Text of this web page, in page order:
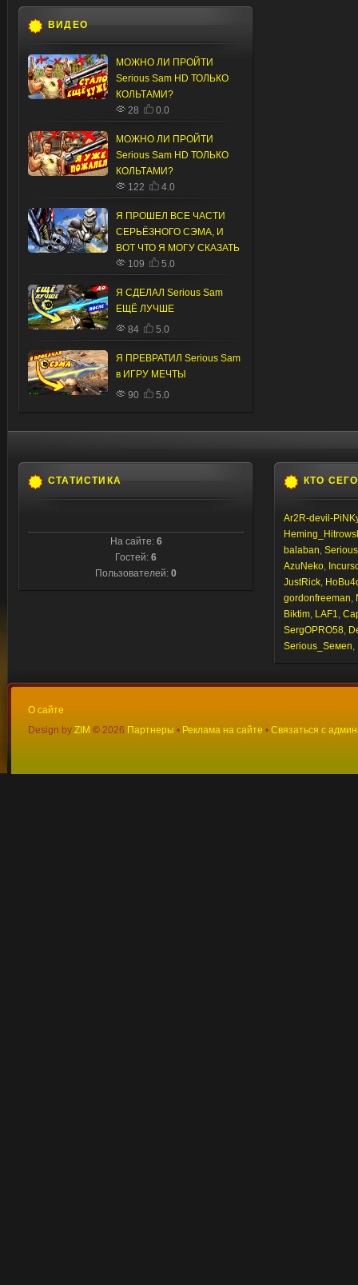
ВИДЕО
МОЖНО ЛИ ПРОЙТИ
Serious Sam HD ТОЛЬКО
КОЛЬТАМИ?
28
0.0
МОЖНО ЛИ ПРОЙТИ
Serious Sam HD ТОЛЬКО
КОЛЬТАМИ?
122
4.0
Я ПРОШЕЛ ВСЕ ЧАСТИ
СЕРЬЁЗНОГО СЭМА, И
ВОТ ЧТО Я МОГУ СКАЗАТЬ
109
5.0
Я СДЕЛАЛ Serious Sam
ЕЩЁ ЛУЧШЕ
84
5.0
Я ПРЕВРАТИЛ Serious Sam
в ИГРУ МЕЧТЫ
90
5.0
СТАТИСТИКА
На сайте: 6
Гостей: 6
Пользователей: 0
КТО
Ar2R-devil-
balaban,
AzuNeko,
JustRick,
gordonfreeman,
Biktim, LAF1,
SergOPRO58,
Sегiоus_Sемеn,
О сайте
Design by ZIM © 2026 Партнеры • Реклама на сайте • Связаться с